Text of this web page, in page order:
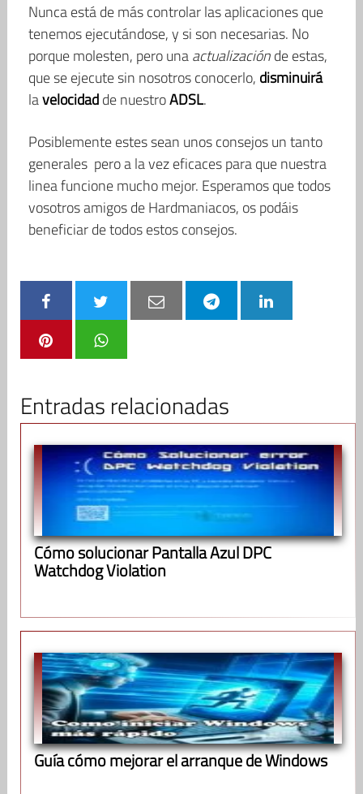
Nunca está de más controlar las aplicaciones que
tenemos ejecutándose, y si son necesarias. No
porque molesten, pero unaactualizaciónde estas,
que se ejecute sin nosotros conocerlo, disminuirá
lavelocidadde nuestroADSL.
Posiblemente estes sean unos consejos un tanto
generales pero a la vez eficaces para que nuestra
linea funcione mucho mejor. Esperamos que todos
vosotros amigos de Hardmaniacos, os podáis
beneficiar de todos estos consejos.
Entradas relacionadas
Cómo solucionar Pantalla Azul DPC
Watchdog Violation
Guía cómo mejorar el arranque de Windows